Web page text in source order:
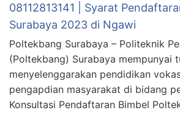
08112813141 | Syarat
Surabaya 2023 di Ngawi
Poltekbang Surabaya – Politeknik
(Poltekbang) Surabaya mempunyai
menyelenggarakan pendidikan
pengapdian masyarakat di bidang
Konsultasi Pendaftaran Bimbel